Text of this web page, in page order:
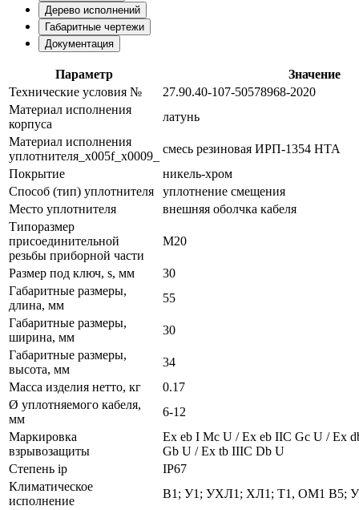
Дерево исполнений
Габаритные чертежи
Документация
Параметр
Значение
Технические условия №
27.90.40-107-50578968-2020
Материал исполнения
корпуса
латунь
Материал исполнения
уплотнителя_x005f_x0009_
смесь резиновая ИРП-1354 НТА
Покрытие
никель-хром
Способ (тип) уплотнителя
уплотнение смещения
Место уплотнителя
внешняя оболчка кабеля
Типоразмер
присоединительной
резьбы приборной части
М20
Размер под ключ, s, мм
30
Габаритные размеры,
длина, мм
55
Габаритные размеры,
ширина, мм
30
Габаритные размеры,
высота, мм
34
Масса изделия нетто, кг
0.17
Ø уплотняемого кабеля,
мм
6-12
Маркировка
взрывозащиты
Ех eb I Mc U / Ех eb IIC Gc U / Ex
Gb U / Ex tb IIIC Db U
Степень ip
IP67
Климатическое
исполнение
В1; У1; УХЛ1; ХЛ1; Т1, ОМ1 В5;